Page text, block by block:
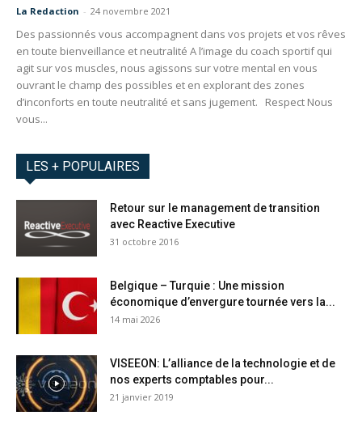
La Redaction - 24 novembre 2021
Des passionnés vous accompagnent dans vos projets et vos rêves
en toute bienveillance et neutralité A l’image du coach sportif qui
agit sur vos muscles, nous agissons sur votre mental en vous
ouvrant le champ des possibles et en explorant des zones
d’inconforts en toute neutralité et sans jugement. Respect Nous
vous...
LES + POPULAIRES
Retour sur le management de transition
avec Reactive Executive
31 octobre 2016
Belgique – Turquie : Une mission
économique d’envergure tournée vers la...
14 mai 2026
VISEEON: L’alliance de la technologie et de
nos experts comptables pour...
21 janvier 2019